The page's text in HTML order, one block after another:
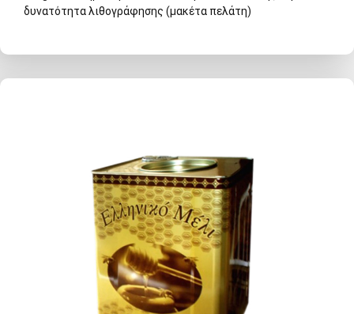
δυνατότητα λιθογράφησης (μακέτα πελάτη)